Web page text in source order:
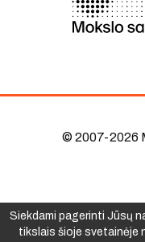
© 2007-2026
Siekdami pagerinti Jūsų
tikslais šioje svetainėje